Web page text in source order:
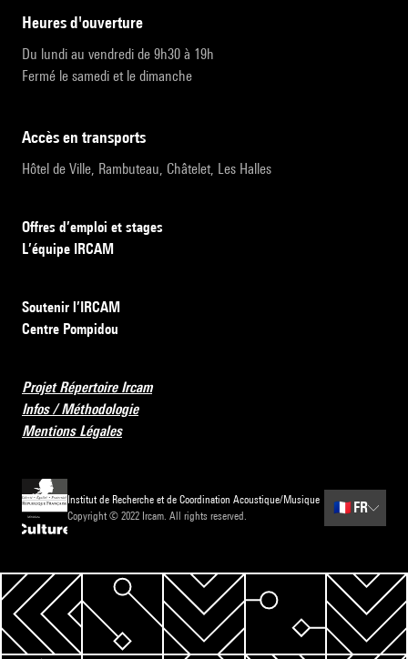
heures d'ouverture
Du lundi au vendredi de 9h30 à 19h
Fermé le samedi et le dimanche
accès en transports
Hôtel de Ville, Rambuteau, Châtelet, Les Halles
Offres d’emploi et stages
L’équipe IRCAM
Soutenir l’IRCAM
Centre Pompidou
Projet Répertoire Ircam
Infos / Méthodologie
Mentions Légales
Institut de Recherche et de Coordination Acoustique/Musique
Copyright © 2022 Ircam. All rights reserved.
🇫🇷 FR